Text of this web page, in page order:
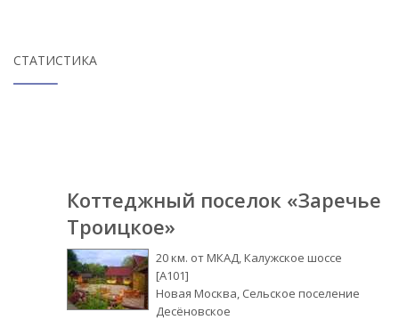
СТАТИСТИКА
Коттеджный поселок «Заречье
Троицкое»
20 км. от МКАД, Калужское шоссе
[А101]
Новая Москва, Сельское поселение
Десёновское